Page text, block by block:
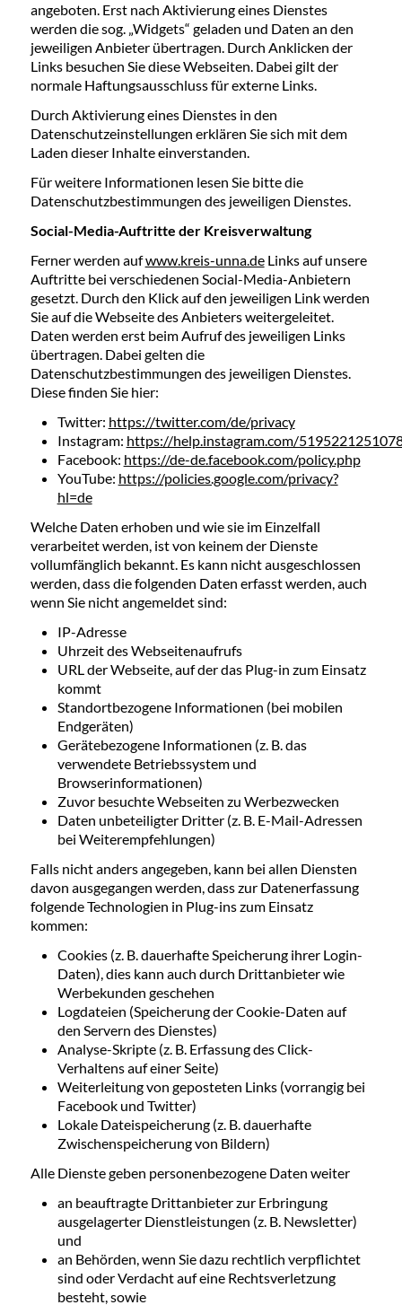
angeboten. Erst nach Aktivierung eines Dienstes
werden die sog. „Widgets“ geladen und Daten an den
jeweiligen Anbieter übertragen. Durch Anklicken der
Links besuchen Sie diese Webseiten. Dabei gilt der
normale Haftungsausschluss für externe Links.
Durch Aktivierung eines Dienstes in den
Datenschutzeinstellungen erklären Sie sich mit dem
Laden dieser Inhalte einverstanden.
Für weitere Informationen lesen Sie bitte die
Datenschutzbestimmungen des jeweiligen Dienstes.
Social-Media-Auftritte der Kreisverwaltung
Ferner werden aufwww.kreis-unna.deLinks auf unsere
Auftritte bei verschiedenen Social-Media-Anbietern
gesetzt. Durch den Klick auf den jeweiligen Link werden
Sie auf die Webseite des Anbieters weitergeleitet.
Daten werden erst beim Aufruf des jeweiligen Links
übertragen. Dabei gelten die
Datenschutzbestimmungen des jeweiligen Dienstes.
Diese finden Sie hier:
Twitter: https://twitter.com/de/privacy
Instagram: https://help.instagram.com/
Facebook: https://de-de.facebook.com/policy.php
YouTube: https://policies.google.com/privacy?
hl=de
Welche Daten erhoben und wie sie im Einzelfall
verarbeitet werden, ist von keinem der Dienste
vollumfänglich bekannt. Es kann nicht ausgeschlossen
werden, dass die folgenden Daten erfasst werden, auch
wenn Sie nicht angemeldet sind:
IP-Adresse
Uhrzeit des Webseitenaufrufs
URL der Webseite, auf der das Plug-in zum Einsatz
kommt
Standortbezogene Informationen (bei mobilen
Endgeräten)
Gerätebezogene Informationen (z. B. das
verwendete Betriebssystem und
Browserinformationen)
Zuvor besuchte Webseiten zu Werbezwecken
Daten unbeteiligter Dritter (z. B. E-Mail-Adressen
bei Weiterempfehlungen)
Falls nicht anders angegeben, kann bei allen Diensten
davon ausgegangen werden, dass zur Datenerfassung
folgende Technologien in Plug-ins zum Einsatz
kommen:
Cookies (z. B. dauerhafte Speicherung ihrer Login-
Daten), dies kann auch durch Drittanbieter wie
Werbekunden geschehen
Logdateien (Speicherung der Cookie-Daten auf
den Servern des Dienstes)
Analyse-Skripte (z. B. Erfassung des Click-
Verhaltens auf einer Seite)
Weiterleitung von geposteten Links (vorrangig bei
Facebook und Twitter)
Lokale Dateispeicherung (z. B. dauerhafte
Zwischenspeicherung von Bildern)
Alle Dienste geben personenbezogene Daten weiter
an beauftragte Drittanbieter zur Erbringung
ausgelagerter Dienstleistungen (z. B. Newsletter)
und
an Behörden, wenn Sie dazu rechtlich verpflichtet
sind oder Verdacht auf eine Rechtsverletzung
besteht, sowie